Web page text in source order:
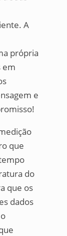
A
própria
em
e
que
do
que os
dados